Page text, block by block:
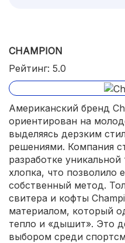
CHAMPION
Рейтинг: 5.0
Американский бренд
ориентирован на
выделяясь дерзким
решениями. Компания
разработке
хлопка, что позволило
собственный метод.
свитера и кофты
материалом, который
тепло и «дышит». Это
выбором среди